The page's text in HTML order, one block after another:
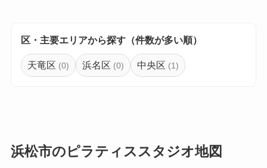
区・主要エリアから探す（件数が多い順）
天竜区 (0) 浜名区 (0) 中央区 (1)
浜松市のピラティススタジオ地図